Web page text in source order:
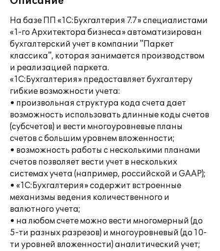
На базе ПП «1С:Бухгалтерия 7.7» специалистами
«1-го Архитектора бизнеса» автоматизирован
бухгалтерский учет в компании "Паркет
классика", которая занимается производством
и реализацией паркета.
«1С:Бухгалтерия» предоставляет бухгалтеру
гибкие возможности учета:
• произвольная структура кода счета дает
возможность использовать длинные коды счетов
(субсчетов) и вести многоуровневые планы
счетов с большим уровнем вложенности;
• возможность работы с несколькими планами
счетов позволяет вести учет в нескольких
системах учета (например, российской и GAAP);
• «1С:Бухгалтерия» содержит встроенные
механизмы ведения количественного и
валютного учета;
• на любом счете можно вести многомерный (до
5-ти разных разрезов) и многоуровневый (до 10-
ти уровней вложенности) аналитический учет;